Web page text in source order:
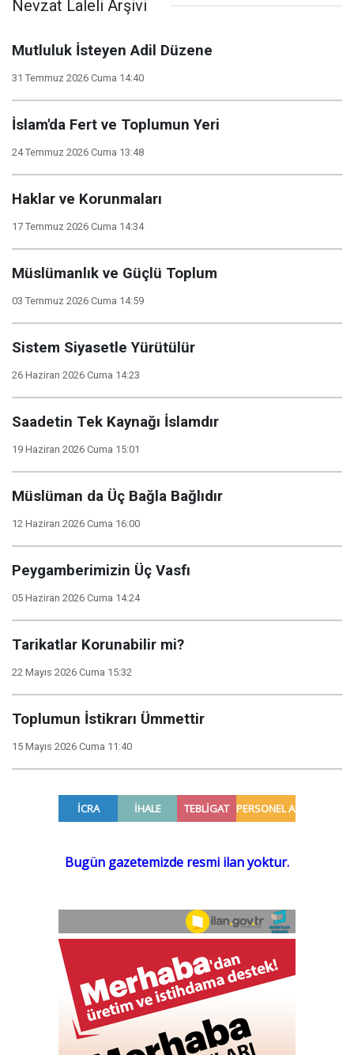
Nevzat Laleli Arşivi
Mutluluk İsteyen Adil Düzene
31 Temmuz 2026 Cuma 14:40
İslam'da Fert ve Toplumun Yeri
24 Temmuz 2026 Cuma 13:48
Haklar ve Korunmaları
17 Temmuz 2026 Cuma 14:34
Müslümanlık ve Güçlü Toplum
03 Temmuz 2026 Cuma 14:59
Sistem Siyasetle Yürütülür
26 Haziran 2026 Cuma 14:23
Saadetin Tek Kaynağı İslamdır
19 Haziran 2026 Cuma 15:01
Müslüman da Üç Bağla Bağlıdır
12 Haziran 2026 Cuma 16:00
Peygamberimizin Üç Vasfı
05 Haziran 2026 Cuma 14:24
Tarikatlar Korunabilir mi?
22 Mayıs 2026 Cuma 15:32
Toplumun İstikrarı Ümmettir
15 Mayıs 2026 Cuma 11:40